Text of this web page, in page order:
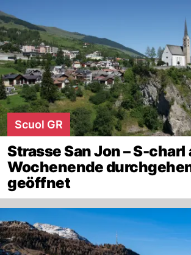
Scuol GR
Strasse San Jon – S-charl
Wochenende
geöffnet